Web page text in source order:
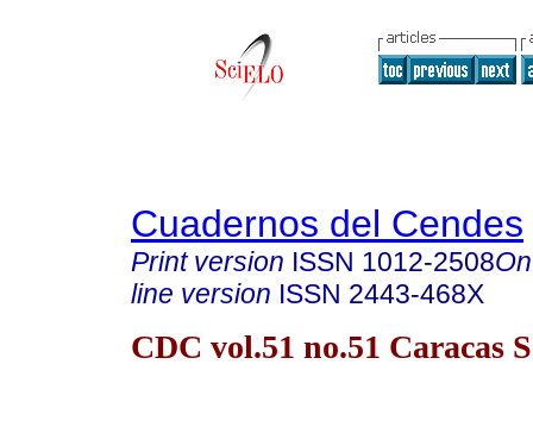
Cuadernos del Cendes
Print version ISSN 1012-2508
line version ISSN 2443-468X
CDC vol.51 no.51 Caracas